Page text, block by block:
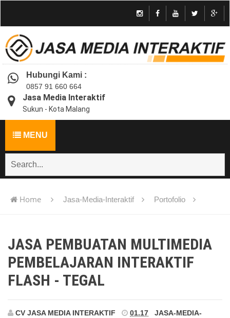
Hubungi Kami :
0857 91 660 664
Jasa Media Interaktif
Sukun - Kota Malang
MENU
Home Jasa-Media-Interaktif Portofolio
JASA PEMBUATAN MULTIMEDIA
PEMBELAJARAN INTERAKTIF
FLASH - TEGAL
CV JASA MEDIA INTERAKTIF 01.17
JASA-MEDIA-